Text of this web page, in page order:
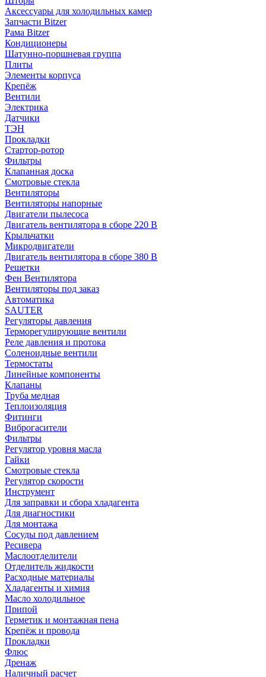
Аксессуары для холодильных камер
Запчасти Bitzer
Рама Bitzer
Кондиционеры
Шатунно-поршневая группа
Плиты
Элементы корпуса
Крепёж
Вентили
Электрика
Датчики
ТЭН
Прокладки
Стартор-ротор
Фильтры
Клапанная доска
Смотровые стекла
Вентиляторы
Вентиляторы напорные
Двигатели пылесоса
Двигатель вентилятора в сборе 220 В
Крыльчатки
Микродвигатели
Двигатель вентилятора в сборе 380 В
Решетки
Фен Вентилятора
Вентиляторы под заказ
Автоматика
SAUTER
Регуляторы давления
Терморегулирующие вентили
Реле давления и протока
Соленоидные вентили
Термостаты
Линейные компоненты
Клапаны
Труба медная
Теплоизоляция
Фитинги
Виброгасители
Фильтры
Регулятор уровня масла
Гайки
Смотровые стекла
Регулятор скорости
Инструмент
Для заправки и сбора хладагента
Для диагностики
Для монтажа
Сосуды под давлением
Ресивера
Маслоотделители
Отделитель жидкости
Расходные материалы
Хладагенты и химия
Масло холодильное
Припой
Герметик и монтажная пена
Крепёж и провода
Прокладки
Флюс
Дренаж
Наличный расчет